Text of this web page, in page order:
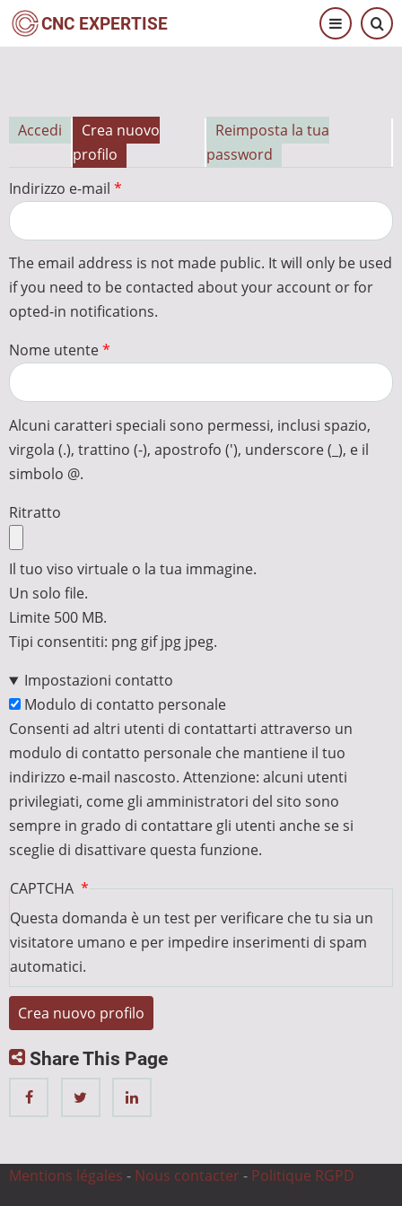
Salta
CNC EXPERTISE
Schede
primarie
Accedi
Crea nuovo
profilo
Reimposta la tua
password
Indirizzo e-mail
The email address is not made public. It will only be used
if you need to be contacted about your account or for
opted-in notifications.
Nome utente
Alcuni caratteri speciali sono permessi, inclusi spazio,
virgola (.), trattino (-), apostrofo ('), underscore (_), e il
simbolo @.
Ritratto
Il tuo viso virtuale o la tua immagine.
Un solo file.
Limite 500 MB.
Tipi consentiti: png gif jpg jpeg.
Impostazioni contatto
Modulo di contatto personale
Consenti ad altri utenti di contattarti attraverso un
modulo di contatto personale che mantiene il tuo
indirizzo e-mail nascosto. Attenzione: alcuni utenti
privilegiati, come gli amministratori del sito sono
sempre in grado di contattare gli utenti anche se si
sceglie di disattivare questa funzione.
CAPTCHA
Questa domanda è un test per verificare che tu sia un
visitatore umano e per impedire inserimenti di spam
automatici.
Share This Page
Mentions légales - Nous contacter - Politique RGPD